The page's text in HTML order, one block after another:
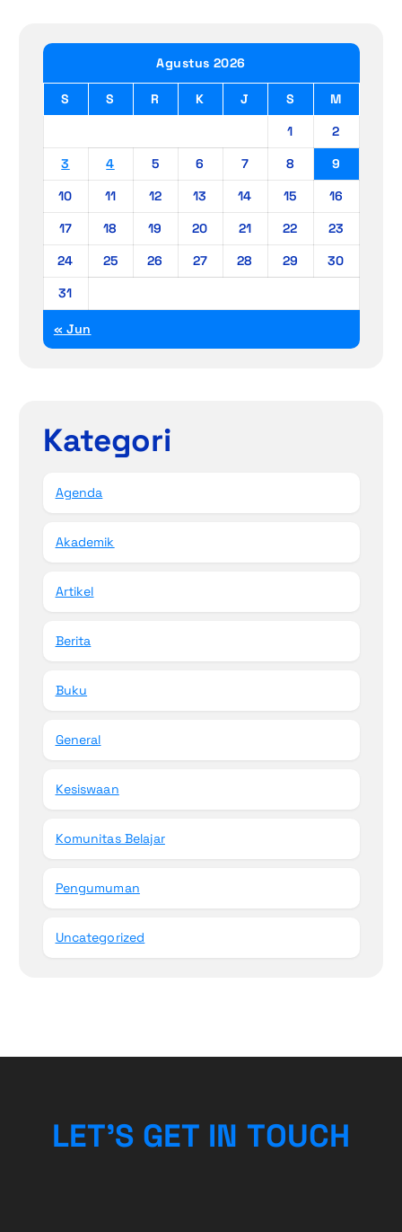
Agustus 2026
S S R K J S
M
1
2
3
4 5 6 7 8
9
10
11 12 13 14 15
16
17
18 19 20 21 22
23
24
25 26 27 28 29
30
31
« Jun
Kategori
Agenda
Akademik
Artikel
Berita
Buku
General
Kesiswaan
Komunitas Belajar
Pengumuman
Uncategorized
LET’S GET IN TOUCH